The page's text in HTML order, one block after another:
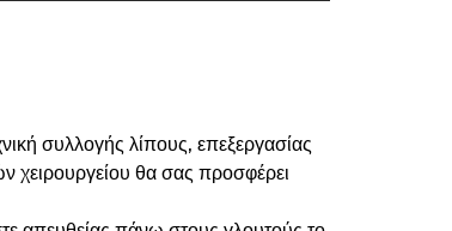
συλλογής λίπους, επεξεργασίας
χειρουργείου θα σας προσφέρει